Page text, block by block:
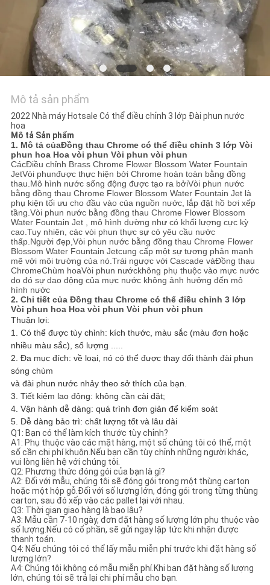
NEWS
ĐỒ
TRANG
WEB
PRIVACY
POLICY
Mô tả sản phẩm
2022 Nhà máy Hotsale Có thể điều chỉnh 3 lớp Đài phun nước
hoa
Mô tả Sản phẩm
1. Mô tả củaĐồng thau Chrome có thể điều chỉnh 3 lớp Vòi
phun hoa Hoa vòi phun Vòi phun vòi phun
CácĐiều chỉnh Brass Chrome Flower Blossom Water Fountain
JetVòi phunđược thực hiện bởi Chrome hoàn toàn bằng đồng
thau.Mô hình nước sống động được tạo ra bởiVòi phun nước
bằng đồng thau Chrome Flower Blossom Water Fountain Jet là
phụ kiện tối ưu cho đầu vào của nguồn nước, lắp đặt hồ bơi xếp
tầng.Vòi phun nước bằng đồng thau Chrome Flower Blossom
Water Fountain Jet , mô hình dường như có khối lượng cực kỳ
cao.Tuy nhiên, các vòi phun thực sự có yêu cầu nước
thấp.Người đẹp,Vòi phun nước bằng đồng thau Chrome Flower
Blossom Water Fountain Jetcung cấp một sự tương phản mạnh
mẽ với môi trường của nó.Trái ngược với Cascade vàĐồng thau
ChromeChùm hoaVòi phun nướckhông phụ thuộc vào mực nước
do đó sự dao động của mực nước không ảnh hưởng đến mô
hình nước
2. Chi tiết của Đồng thau Chrome có thể điều chỉnh 3 lớp
Vòi phun hoa Hoa vòi phun Vòi phun vòi phun
Thuận lợi:
1. Có thể được tùy chỉnh: kích thước, màu sắc (màu đơn hoặc
nhiều màu sắc), số lượng .....
2. Đa mục đích: về loại, nó có thể được thay đổi thành đài phun
sóng chùm
và đài phun nước nhảy theo sở thích của bạn.
3. Tiết kiệm lao động: không cần cài đặt;
4. Vận hành dễ dàng: quá trình đơn giản để kiểm soát
5. Dễ dàng bảo trì: chất lượng tốt và lâu dài
Q1: Bạn có thể làm kích thước tùy chỉnh?
A1: Phụ thuộc vào các mặt hàng, một số chúng tôi có thể, một
số cần chi phí khuôn.Nếu bạn cần tùy chỉnh những người khác,
vui lòng liên hệ với chúng tôi.
Q2: Phương thức đóng gói của bạn là gì?
A2: Đối với mẫu, chúng tôi sẽ đóng gói trong một thùng carton
hoặc một hộp gỗ.Đối với số lượng lớn, đóng gói trong từng thùng
carton, sau đó xếp vào các pallet lại với nhau.
Q3: Thời gian giao hàng là bao lâu?
A3: Mẫu cần 7-10 ngày, đơn đặt hàng số lượng lớn phụ thuộc vào
số lượng.Nếu có cổ phần, sẽ gửi ngay lập tức khi nhận được
thanh toán.
Q4: Nếu chúng tôi có thể lấy mẫu miễn phí trước khi đặt hàng số
lượng lớn?
A4: Chúng tôi không có mẫu miễn phí.Khi bạn đặt hàng số lượng
lớn, chúng tôi sẽ trả lại chi phí mẫu cho bạn.